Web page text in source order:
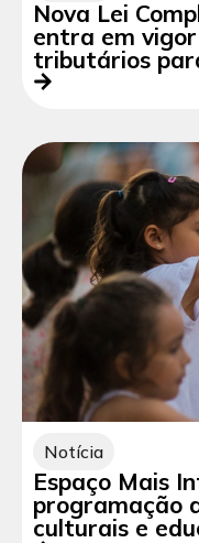
Nova Lei
entra em
tributários
Notícia
Espaço Mais
programação
culturais e